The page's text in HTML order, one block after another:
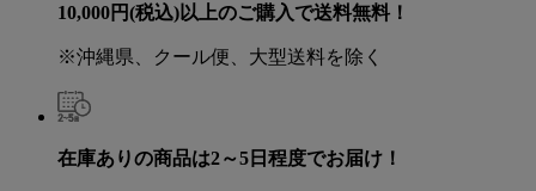
10,000円(税込)以上のご購入で送料無料！
※沖縄県、クール便、大型送料を除く
在庫ありの商品は2～5日程度でお届け！